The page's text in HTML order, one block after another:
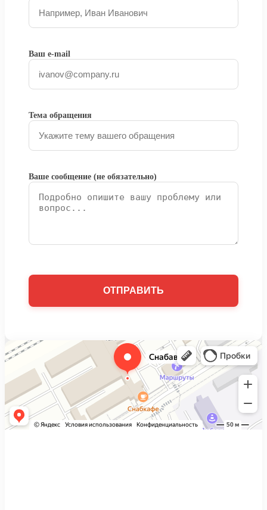
Ваш e-mail
Тема обращения
Ваше сообщение (не обязательно)